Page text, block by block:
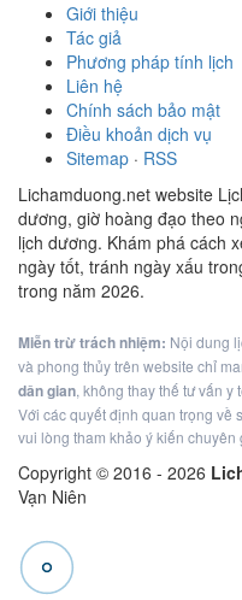
Giới thiệu
Tác giả
Phương pháp tính lịch
Liên hệ
Chính sách bảo mật
Điều khoản dịch vụ
Sitemap · RSS
Lichamduong.net website
dương, giờ hoàng đạo theo
lịch dương. Khám phá cách
ngày tốt, tránh ngày xấu
trong năm 2026.
Miễn trừ trách nhiệm: Nội dung
và phong thủy trên website chỉ
dân gian, không thay thế tư vấn
Với các quyết định quan trọng về
vui lòng tham khảo ý kiến chuyên
Copyright © 2016 - 2026
Vạn Niên